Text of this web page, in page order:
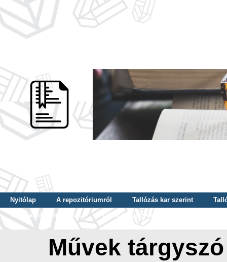
Nyitólap A repozitóriumról Tallózás kar szerint
Tallózás dátum szerint
Tallózás tudományterület szerint
Művek